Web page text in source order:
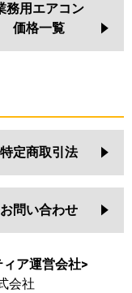
務用エアコン
価格一覧
特定商取引法
お問い合わせ
ア運営会社>
会社